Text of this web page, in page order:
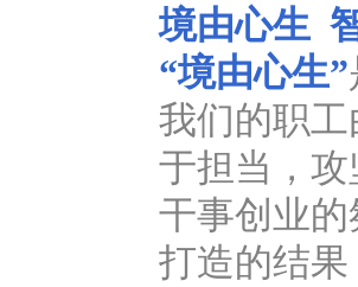
境由心生
“境由心生”
我们的职
于担当，
干事创业
打造的结